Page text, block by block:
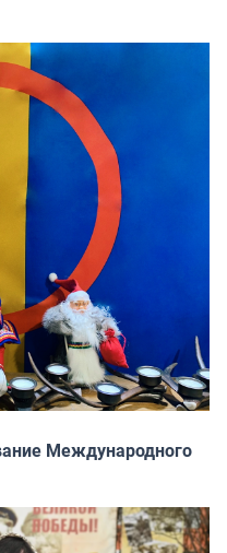
Международного